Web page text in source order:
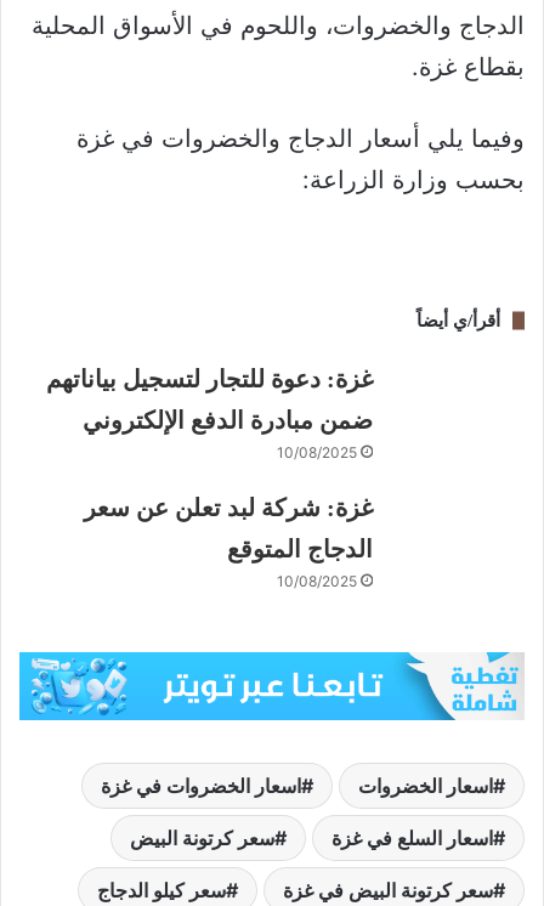
الدجاج والخضروات، واللحوم في الأسواق المحلية
بقطاع غزة.
وفيما يلي أسعار الدجاج والخضروات في غزة
بحسب وزارة الزراعة:
أقرأ/ي أيضاً
غزة: دعوة للتجار لتسجيل بياناتهم
ضمن مبادرة الدفع الإلكتروني
10/08/2025
غزة: شركة لبد تعلن عن سعر
الدجاج المتوقع
10/08/2025
اسعار الخضروات اسعار الخضروات في غزة
اسعار السلع في غزة سعر كرتونة البيض
سعر كرتونة البيض في غزة سعر كيلو الدجاج